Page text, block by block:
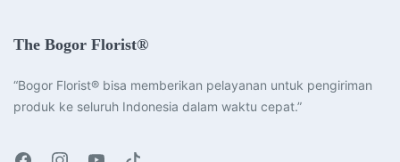
The Bogor Florist®
“Bogor Florist® bisa memberikan pelayanan untuk pengiriman
produk ke seluruh Indonesia dalam waktu cepat.”